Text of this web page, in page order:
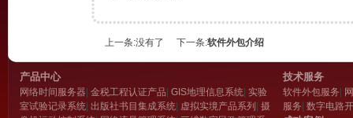
·长期的维护承诺和升级支持 在合同中订立维护的条款，
◆ 我们的成本：
·降低客户人力成本及软硬件投资
大多数工作不在客户现场进行，可以为客户节省大
上一条:没有了 下一条:软件外包介绍
产品中心
网络时间服务器 金税工程认证产品 GIS地理信息系统 实验
室试验记录系统 出版社书目集成系统 虚拟实境产品系列
摄
技术服务
软件外包服务
服务 数字电路